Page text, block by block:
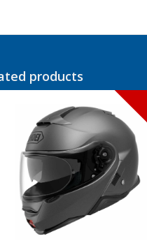
products